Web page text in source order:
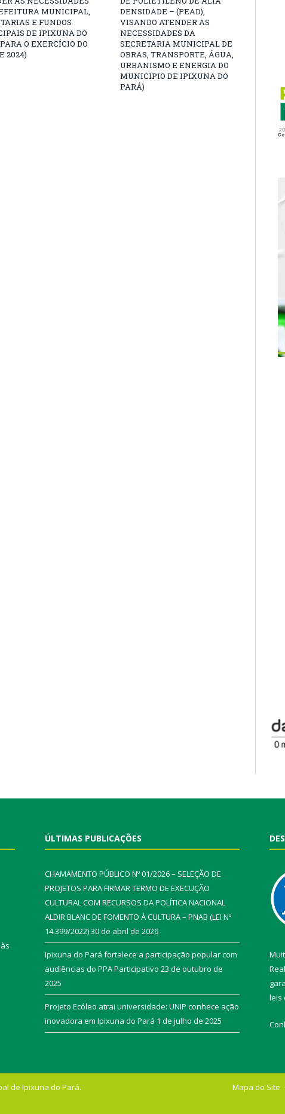
MUNICIPAL,
E FUNDOS
DE IPIXUNA DO
O EXERCÍCIO DO
2024)
DENSIDADE – (PEAD),
VISANDO ATENDER AS
NECESSIDADES DA
SECRETARIA MUNICIPAL DE
OBRAS, TRANSPORTE, ÁGUA,
URBANISMO E ENERGIA DO
MUNICIPIO DE IPIXUNA DO
PARÁ)
ÚLTIMAS PUBLICAÇÕES
CHAMAMENTO PÚBLICO Nº 01/2026 – SELEÇÃO DE
PROJETOS PARA FIRMAR TERMO DE EXECUÇÃO
CULTURAL COM RECURSOS DA POLÍTICA NACIONAL
ALDIR BLANC DE FOMENTO À CULTURA – PNAB (LEI Nº
14.399/2022)30 de abril de 2026
Ipixuna do Pará fortalece a participação popular com
audiências do PPA Participativo 23 de outubro de
2025
Projeto Ecóleo atrai universidade: UNIP conhece ação
inovadora em Ipixuna do Pará 1 de julho de 2025
leis
de Ipixuna do Pará. Mapa do Site